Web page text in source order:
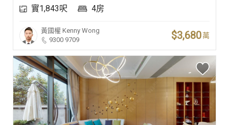
實1,843呎 4房
黃國權 Kenny Wong
9300 9709
$3,680萬